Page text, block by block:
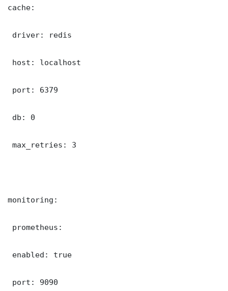
cache:
driver: redis
host: localhost
port: 6379
db: 0
max_retries: 3
monitoring:
prometheus:
enabled: true
port: 9090